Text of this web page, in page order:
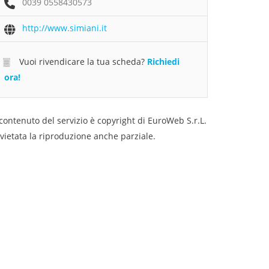
http://www.simiani.it
Vuoi rivendicare la tua scheda? Richiedi
ora!
del servizio è copyright di EuroWeb S.r.L.
vietata la riproduzione anche parziale.